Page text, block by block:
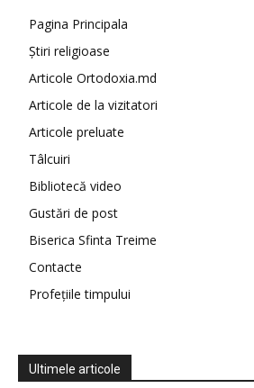
Pagina Principala
Știri religioase
Articole Ortodoxia.md
Articole de la vizitatori
Articole preluate
Tâlcuiri
Bibliotecă video
Gustări de post
Biserica Sfinta Treime
Contacte
Profețiile timpului
Ultimele articole